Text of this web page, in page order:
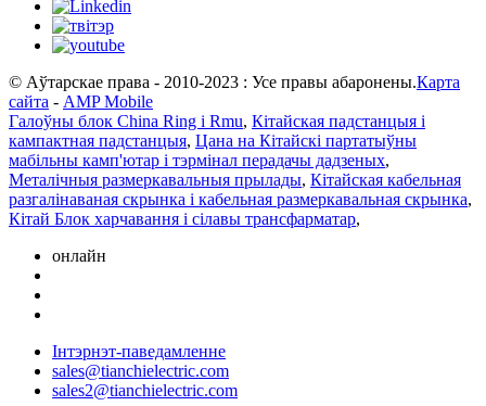
© Аўтарскае права - 2010-2023 : Усе правы абаронены.Карта
сайта - AMP Mobile
Галоўны блок China Ring і Rmu, Кітайская падстанцыя і
кампактная падстанцыя, Цана на Кітайскі партатыўны
мабільны камп'ютар і тэрмінал перадачы дадзеных,
Металічныя размеркавальныя прылады, Кітайская кабельная
разгалінаваная скрынка і кабельная размеркавальная скрынка,
Кітай Блок харчавання і сілавы трансфарматар,
онлайн
Інтэрнэт-паведамленне
sales@tianchielectric.com
sales2@tianchielectric.com